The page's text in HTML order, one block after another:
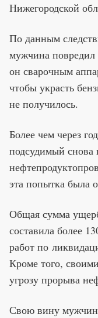
Нижегородской
По данным
мужчина повредил
он сварочным
чтобы украсть
не получилось.
Более чем через
подсудимый снова
эта попытка была
Общая сумма
составила более
работ по
Кроме того,
угрозу прорыва
Свою вину